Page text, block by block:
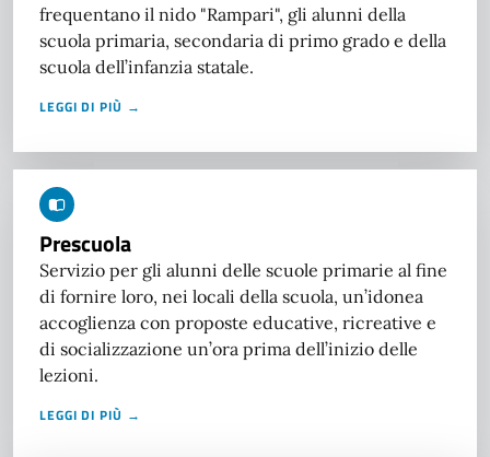
frequentano il nido "Rampari", gli alunni della
scuola primaria, secondaria di primo grado e della
scuola dell’infanzia statale.
LEGGI DI PIÙ →
Prescuola
Servizio per gli alunni delle scuole primarie al fine
di fornire loro, nei locali della scuola, un’idonea
accoglienza con proposte educative, ricreative e
di socializzazione un’ora prima dell’inizio delle
lezioni.
LEGGI DI PIÙ →